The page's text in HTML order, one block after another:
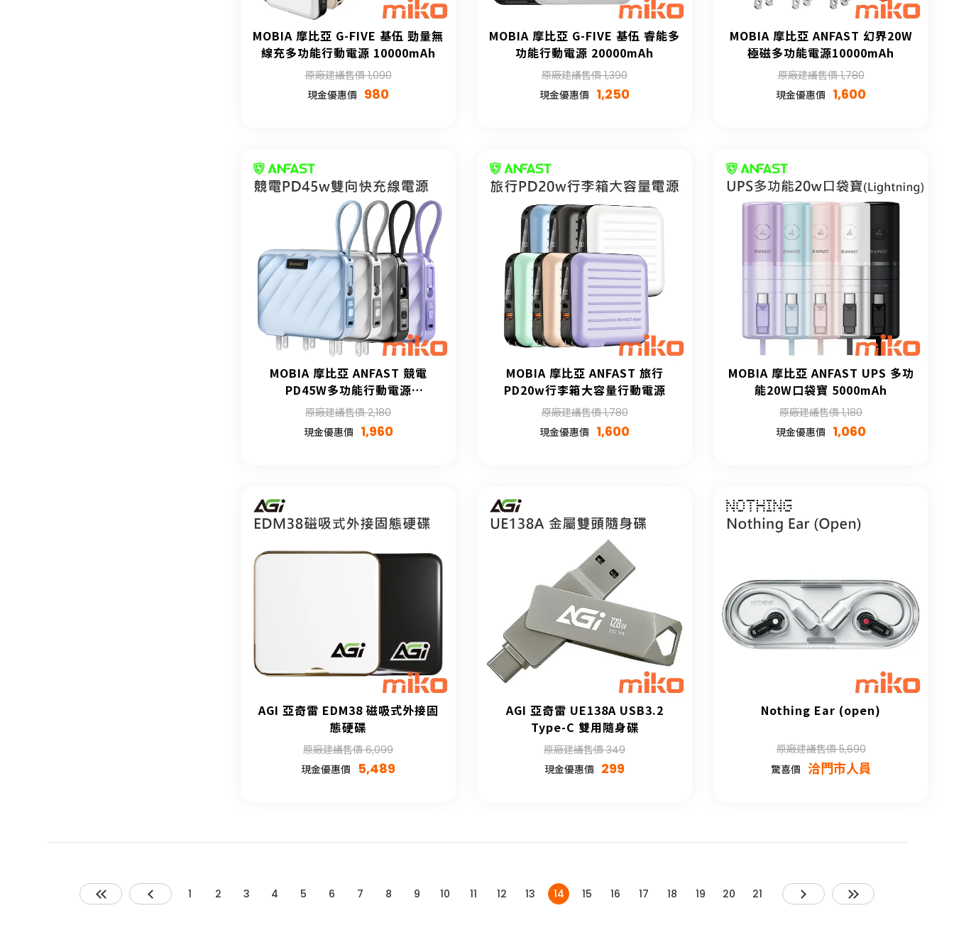
MOBIA 摩比亞 G-FIVE 基伍 勁量無
線充多功能行動電源 10000mAh
原廠建議售價 1,090
現金優惠價 980
MOBIA 摩比亞 G-FIVE 基伍 睿能多
功能行動電源 20000mAh
原廠建議售價 1,390
現金優惠價 1,250
MOBIA 摩比亞 ANFAST 幻界20W
極磁多功能電源10000mAh
原廠建議售價 1,780
現金優惠價 1,600
MOBIA 摩比亞 ANFAST 競電
PD45W多功能行動電源
15000mAh
原廠建議售價 2,180
現金優惠價 1,960
MOBIA 摩比亞 ANFAST 旅行
PD20w行李箱大容量行動電源
原廠建議售價 1,780
現金優惠價 1,600
MOBIA 摩比亞 ANFAST UPS 多功
能20W口袋寶 5000mAh
原廠建議售價 1,180
現金優惠價 1,060
AGI 亞奇雷 EDM38 磁吸式外接固
態硬碟
原廠建議售價 6,099
現金優惠價
5,489
AGI 亞奇雷 UE138A USB3.2
Type-C 雙用隨身碟
原廠建議售價 349
現金優惠價 299
Nothing Ear (open)
原廠建議售價 5,690
驚喜價 洽門市人員
1 2 3 4 5 6 7 8 9 10 11 12 13 14 15 16 17 18 19 20 21